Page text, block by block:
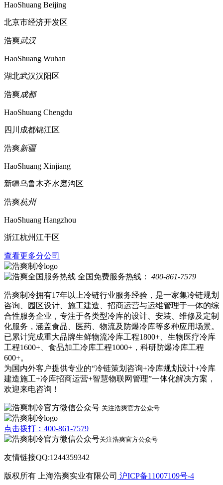
HaoShuang Beijing
北京市经济开发区
浩爽武汉
HaoShuang Wuhan
湖北武汉汉阳区
浩爽成都
HaoShuang Chengdu
四川成都锦江区
浩爽新疆
HaoShuang Xinjiang
新疆乌鲁木齐水磨沟区
浩爽杭州
HaoShuang Hangzhou
浙江杭州江干区
查看更多分公司
全国免费服务热线： 400-861-7579
浩爽制冷拥有17年以上冷链行业服务经验，是一家集冷链规划
咨询、园区设计、施工建造、招商运营与运维管理于一体的综
合性服务企业，专注于各类型冷库的设计、安装、维修及定制
化服务，涵盖食品、医药、物流及防爆冷库等多种应用场景。
已累计完成重大品牌生鲜物流冷库工程1800+、生物医疗冷库
工程1600+、食品加工冷库工程1000+，科研防爆冷库工程
600+。
为国内外客户提供专业的“冷链策划咨询+冷库规划设计+冷库
建造施工+冷库招商运营+智慧物联网管理”一体化解决方案，
欢迎来电咨询！
关注浩爽官方公众号
点击拨打：400-861-7579
关注浩爽官方公众号
友情链接QQ:1244359342
版权所有 上海浩爽实业有限公司 沪ICP备11007109号-4